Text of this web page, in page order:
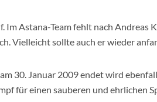
Im Astana-Team fehlt nach Andreas
Vielleicht sollte auch er wieder
30. Januar 2009 endet wird
für einen sauberen und ehrlichen